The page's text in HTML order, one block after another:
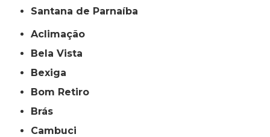
Santana de Parnaíba
Aclimação
Bela Vista
Bexiga
Bom Retiro
Brás
Cambuci